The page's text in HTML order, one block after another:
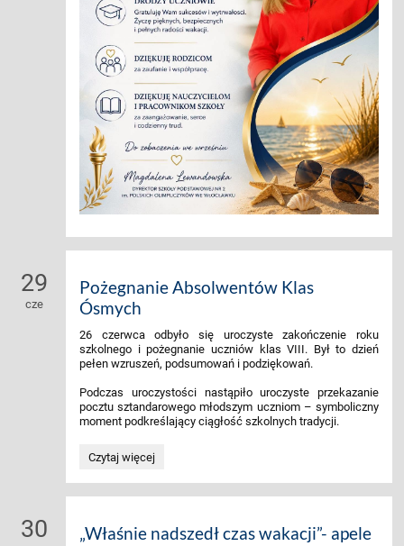
Pożegnanie Absolwentów Klas
Ósmych
26 czerwca odbyło się uroczyste zakończenie roku
szkolnego i pożegnanie uczniów klas VIII. Był to dzień
pełen wzruszeń, podsumowań i podziękowań.
Podczas uroczystości nastąpiło uroczyste przekazanie
pocztu sztandarowego młodszym uczniom – symboliczny
moment podkreślający ciągłość szkolnych tradycji.
Pożegnanie
Klas
Ósmych:
Czytaj więcej
29
cze
„Właśnie nadszedł czas wakacji”- apele
30